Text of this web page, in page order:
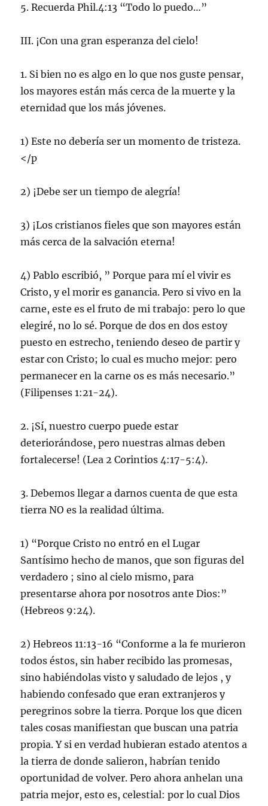
5. Recuerda Phil.4:13 “Todo lo puedo…”
III. ¡Con una gran esperanza del cielo!
1. Si bien no es algo en lo que nos guste pensar,
los mayores están más cerca de la muerte y la
eternidad que los más jóvenes.
1) Este no debería ser un momento de tristeza.
</p
2) ¡Debe ser un tiempo de alegría!
3) ¡Los cristianos fieles que son mayores están
más cerca de la salvación eterna!
4) Pablo escribió, ” Porque para mí el vivir es
Cristo, y el morir es ganancia. Pero si vivo en la
carne, este es el fruto de mi trabajo: pero lo que
elegiré, no lo sé. Porque de dos en dos estoy
puesto en estrecho, teniendo deseo de partir y
estar con Cristo; lo cual es mucho mejor: pero
permanecer en la carne os es más necesario.”
(Filipenses 1:21-24).
2. ¡Sí, nuestro cuerpo puede estar
deteriorándose, pero nuestras almas deben
fortalecerse! (Lea 2 Corintios 4:17-5:4).
3. Debemos llegar a darnos cuenta de que esta
tierra NO es la realidad última.
1) “Porque Cristo no entró en el Lugar
Santísimo hecho de manos, que son figuras del
verdadero ; sino al cielo mismo, para
presentarse ahora por nosotros ante Dios:”
(Hebreos 9:24).
2) Hebreos 11:13-16 “Conforme a la fe murieron
todos éstos, sin haber recibido las promesas,
sino habiéndolas visto y saludado de lejos , y
habiendo confesado que eran extranjeros y
peregrinos sobre la tierra. Porque los que dicen
tales cosas manifiestan que buscan una patria
propia. Y si en verdad hubieran estado atentos a
la tierra de donde salieron, habrían tenido
oportunidad de volver. Pero ahora anhelan una
patria mejor, esto es, celestial: por lo cual Dios